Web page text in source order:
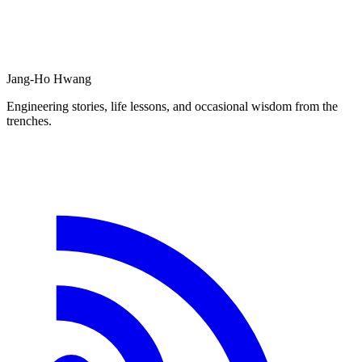
Jang-Ho Hwang
Engineering stories, life lessons, and occasional wisdom from the
trenches.